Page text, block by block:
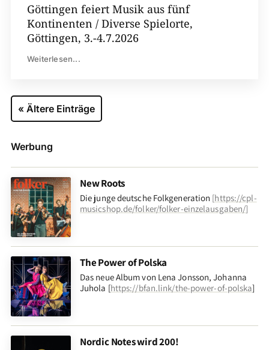
Göttingen feiert Musik aus fünf
Kontinenten / Diverse Spielorte,
Göttingen, 3.-4.7.2026
Weiterlesen...
« Ältere Einträge
Werbung
New Roots
Die junge deutsche Folkgeneration [https://cpl-
musicshop.de/folker/folker-einzelausgaben/]
The Power of Polska
Das neue Album von Lena Jonsson, Johanna
Juhola [https://bfan.link/the-power-of-polska]
Nordic Notes wird 200!